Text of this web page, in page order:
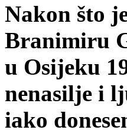
Nakon što
Branimiru
u Osijeku
nenasilje i
iako